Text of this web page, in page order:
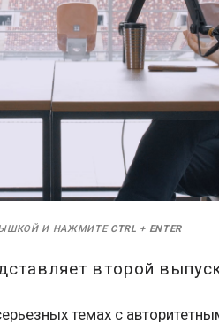
И НАЖМИТЕ CTRL + ENTER
второй
темах с